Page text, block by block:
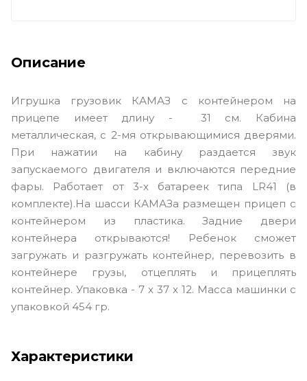
Описание
Игрушка грузовик КАМАЗ с контейнером на
прицепе имеет длину - 31 см. Кабина
металлическая, с 2-мя открывающимися дверями.
При нажатии на кабину раздается звук
запускаемого двигателя и включаются передние
фары. Работает от 3-х батареек типа LR41 (в
комплекте).На шасси КАМАЗа размещен прицеп с
контейнером из пластика. Задние двери
контейнера открываются! Ребенок сможет
загружать и разгружать контейнер, перевозить в
контейнере грузы, отцеплять и прицеплять
контейнер. Упаковка - 7 x 37 x 12. Масса машинки с
упаковкой 454 гр.
Характеристики